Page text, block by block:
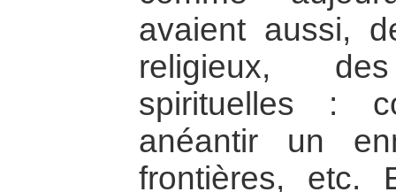
avaient aussi,
religieux,
spirituelles :
anéantir un
frontières, etc.